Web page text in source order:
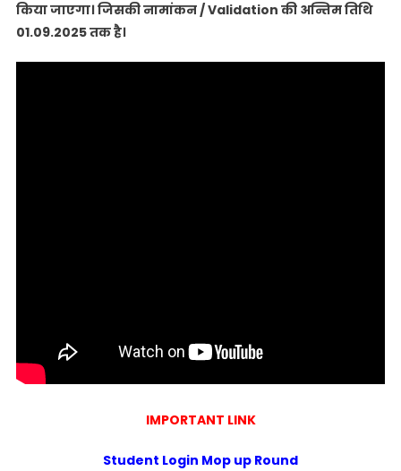
किया जाएगा। जिसकी नामांकन / Validation की अन्तिम तिथि
01.09.2025 तक है।
IMPORTANT LINK
Student Login Mop up Round